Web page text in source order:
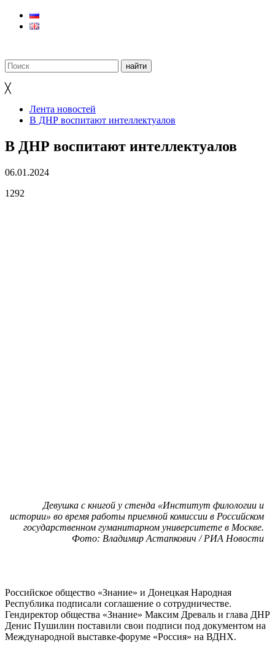
╳
Лента новостей
В ДНР воспитают интеллектуалов
В ДНР воспитают интеллектуалов
06.01.2024
1292
Девушка с книгой у стенда «Институт филологии и
истории» во время работы приемной комиссии в Российском
государственном гуманитарном университете в Москве.
Фото: Владимир Астапкович / РИА Новости
Российское общество «Знание» и Донецкая Народная
Республика подписали соглашение о сотрудничестве.
Гендиректор общества «Знание» Максим Древаль и глава ДНР
Денис Пушилин поставили свои подписи под документом на
Международной выставке-форуме «Россия» на ВДНХ.